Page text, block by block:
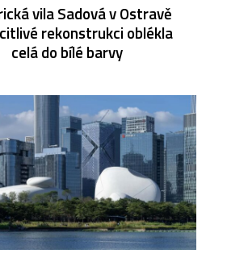
vila Sadová v Ostravě
rekonstrukci oblékla
celá do bílé barvy